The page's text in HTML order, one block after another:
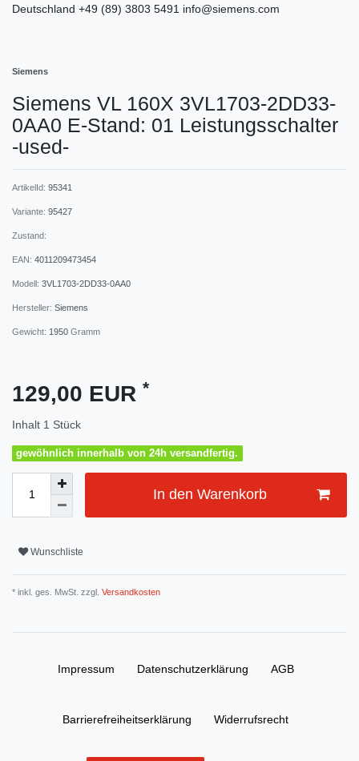
Deutschland +49 (89) 3803 5491 info@siemens.com
Siemens
Siemens VL 160X 3VL1703-2DD33-
0AA0 E-Stand: 01 Leistungsschalter
-used-
ArtikelId: 95341
Variante: 95427
Zustand:
EAN: 4011209473454
Modell: 3VL1703-2DD33-0AA0
Hersteller: Siemens
Gewicht: 1950 Gramm
129,00 EUR *
Inhalt 1 Stück
gewöhnlich innerhalb von 24h versandfertig.
In den Warenkorb
Wunschliste
* inkl. ges. MwSt. zzgl. Versandkosten
Impressum Daten­schutz­erklärung AGB
Barrierefreiheitserklärung Widerrufs­recht